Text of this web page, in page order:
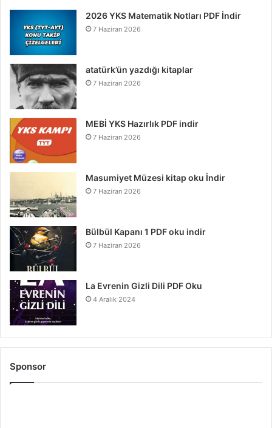
2026 YKS Matematik Notları PDF İndir
7 Haziran 2026
atatürk’ün yazdığı kitaplar
7 Haziran 2026
MEBİ YKS Hazırlık PDF indir
7 Haziran 2026
Masumiyet Müzesi kitap oku İndir
7 Haziran 2026
Bülbül Kapanı 1 PDF oku indir
7 Haziran 2026
La Evrenin Gizli Dili PDF Oku
4 Aralık 2024
Sponsor